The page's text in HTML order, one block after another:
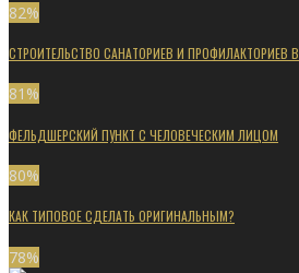
82%
СТРОИТЕЛЬСТВО САНАТОРИЕВ И ПРОФИЛАКТОРИЕВ
81 %
ФЕЛЬДШЕРСКИЙ ПУНКТ С ЧЕЛОВЕЧЕСКИМ ЛИЦОМ
80%
КАК ТИПОВОЕ СДЕЛАТЬ ОРИГИНАЛЬНЫМ?
78%